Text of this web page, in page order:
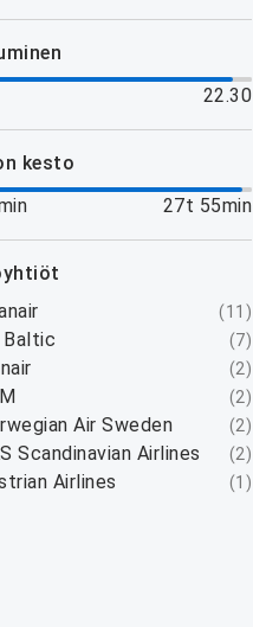
22.30
kesto
27t 55min
(11 )
Baltic (7)
(2)
(2)
Air Sweden (2)
Scandinavian Airlines (2)
Airlines (1 )